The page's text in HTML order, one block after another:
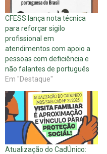
CFESS lança nota técnica
para reforçar sigilo
profissional em
atendimentos com apoio a
pessoas com deficiência e
não falantes de português
Em "Destaque"
Atualização do CadÚnico: